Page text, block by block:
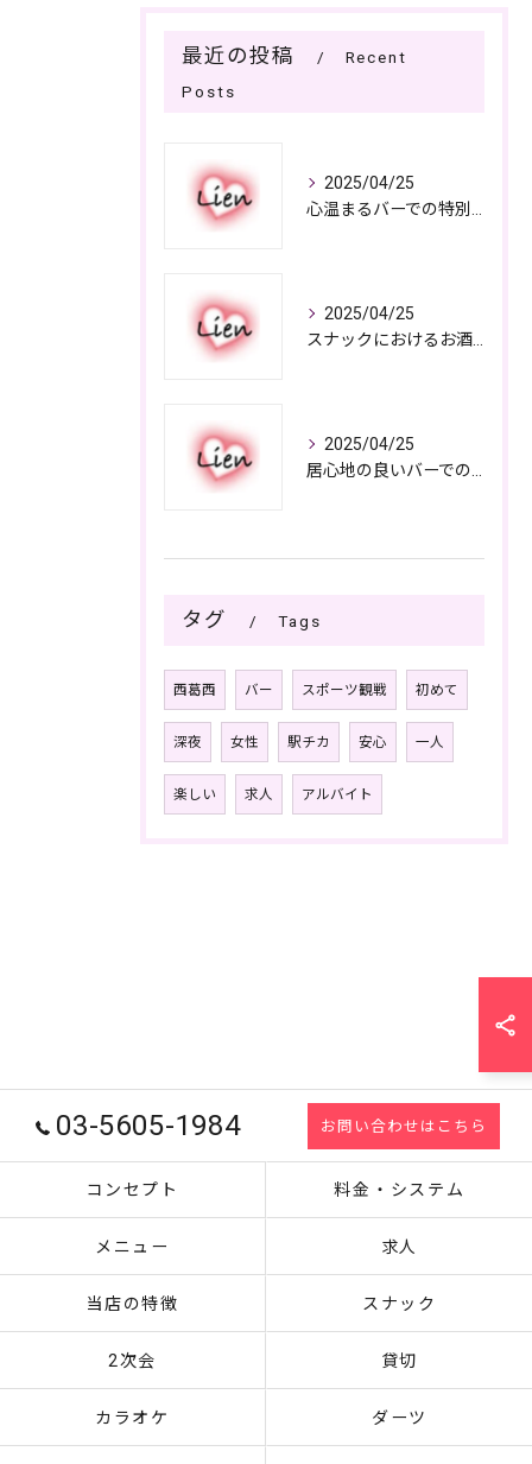
最近の投稿
Recent
Posts
2025/04/25
2025/04/25
2025/04/25
タグ Tags
西葛西 バー スポーツ観戦 初めて
深夜 女性 駅チカ 安心 一人
楽しい 求人 アルバイト
03-5605-1984 お問い合わせはこちら
コンセプト 料金・システム
メニュー 求人
当店の特徴 スナック
2次会 貸切
カラオケ ダーツ